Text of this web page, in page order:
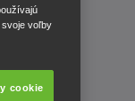
svoje voľby
cookie